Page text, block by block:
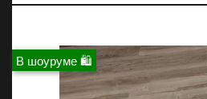
В шоуруме 🛍